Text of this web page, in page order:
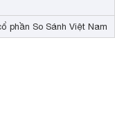
phần So Sánh Việt Nam